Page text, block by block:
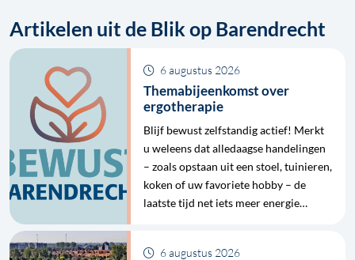
Artikelen uit de Blik op Barendrecht
Themabijeenkomst over
ergotherapie
6 augustus 2026
Blijf bewust zelfstandig actief! Merkt
u weleens dat alledaagse handelingen
– zoals opstaan uit een stoel, tuinieren,
koken of uw favoriete hobby – de
laatste tijd net iets meer energie…
6 augustus 2026